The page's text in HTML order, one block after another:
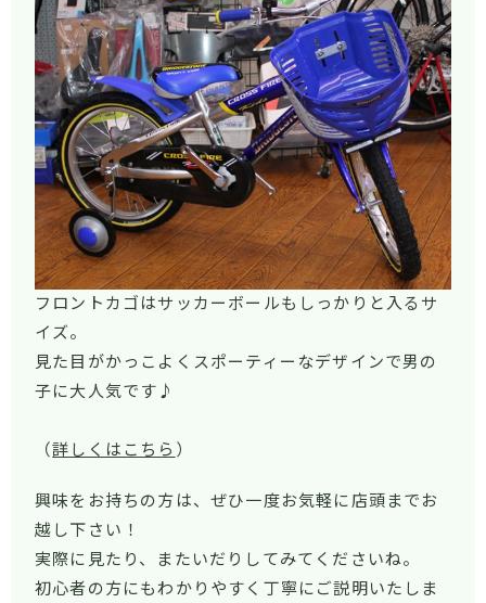
フロントカゴはサッカーボールもしっかりと入るサ
イズ。
見た目がかっこよくスポーティーなデザインで男の
子に大人気です♪
（詳しくはこちら ）
興味をお持ちの方は、ぜひ一度お気軽に店頭までお
越し下さい！
実際に見たり、またいだりしてみてくださいね。
初心者の方にもわかりやすく丁寧にご説明いたしま